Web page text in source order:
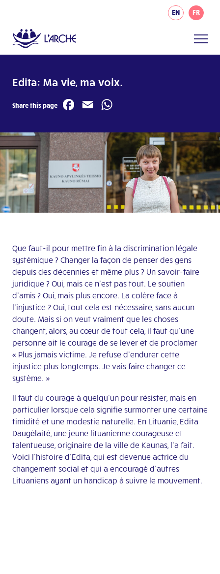
EN FR
Edita: Ma vie, ma voix.
Share this page Facebook
Email
Que faut-il pour mettre fin à la discrimination légale
systémique ? Changer la façon de penser des gens
depuis des décennies et même plus ? Un savoir-faire
juridique ? Oui, mais ce n’est pas tout. Le soutien
d’amis ? Oui, mais plus encore. La colère face à
l’injustice ? Oui, tout cela est nécessaire, sans aucun
doute. Mais si on veut vraiment que les choses
changent, alors, au cœur de tout cela, il faut qu’une
personne ait le courage de se lever et de proclamer
« Plus jamais victime. Je refuse d’endurer cette
injustice plus longtemps. Je vais faire changer ce
système. »
Il faut du courage à quelqu’un pour résister, mais en
particulier lorsque cela signifie surmonter une certaine
timidité et une modestie naturelle. En Lituanie, Edita
Daugėlaitė, une jeune lituanienne courageuse et
talentueuse, originaire de la ville de Kaunas, l’a fait.
Voici l’histoire d’Edita, qui est devenue actrice du
changement social et qui a encouragé d’autres
Lituaniens ayant un handicap à suivre le mouvement.